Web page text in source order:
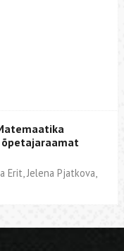
Erit, Jelena Pjatkova,